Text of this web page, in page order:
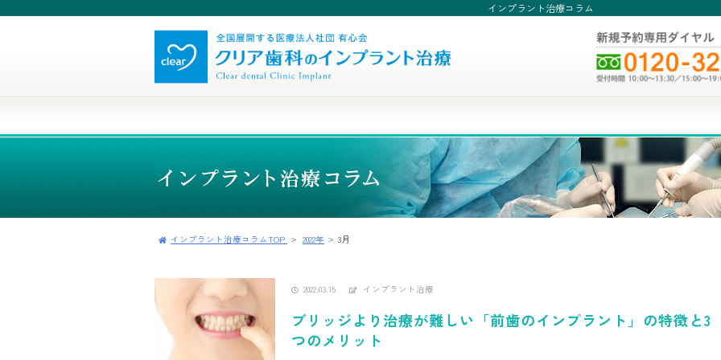
インプラント治療コラム
インプラント治療コラムTOP 2022年 3月
2022.03.15 インプラント治療
ブリッジより治療が難しい「前歯のインプラント」の特徴と3
つのメリット